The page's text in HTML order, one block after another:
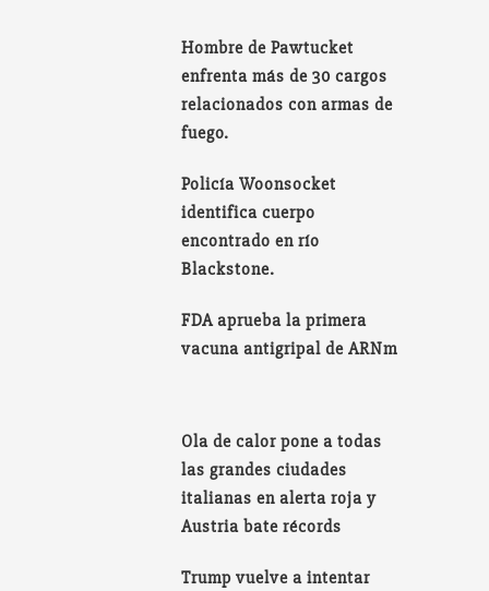
Hombre de Pawtucket
enfrenta más de 30 cargos
relacionados con armas de
fuego.
Policía Woonsocket
identifica cuerpo
encontrado en río
Blackstone.
FDA aprueba la primera
vacuna antigripal de ARNm
Ola de calor pone a todas
las grandes ciudades
italianas en alerta roja y
Austria bate récords
Trump vuelve a intentar